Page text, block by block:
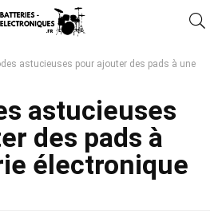
astucieuses pour ajouter des pads à une
astucieuses
des pads à
électronique